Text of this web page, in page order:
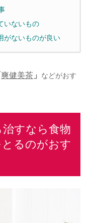
いないもの
がないものが良い
爽健美茶」
などがおす
すなら食物
るのがおす